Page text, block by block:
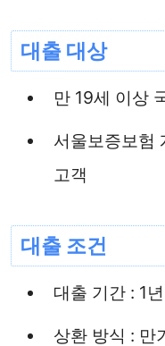
대출 대상
만 19세 이상
서울보증보험
고객
대출 조건
대출 기간 : 1년
상환 방식 : 만